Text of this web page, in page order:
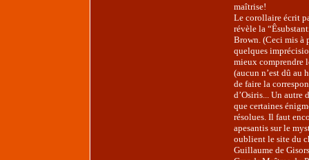
maîtrise!
Le corollaire écrit
révèle la
Brown. (Ceci mis à
quelques
mieux comprendre
(aucun n’est dû au
de faire la
d’Osiris... Un autre
que certaines
résolues. Il faut
apesantis sur le
oublient le site du
Guillaume de